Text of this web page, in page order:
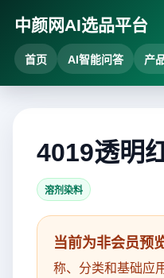
中颜网AI选品平台
首页 AI智能问答 产
4019透明
溶剂染料
当前为非会员预览
称、分类和基础应